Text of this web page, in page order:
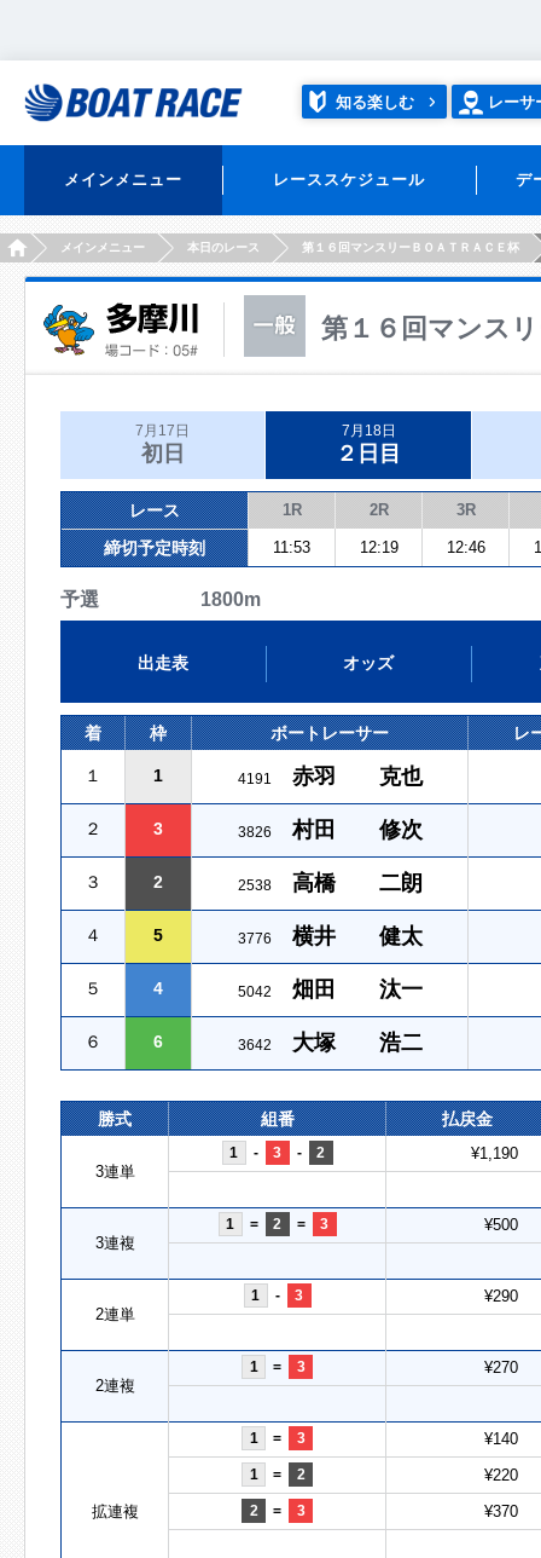
知る楽しむ レーサ
メインメニュー レーススケジュール デ
HOMEメインメニュー 本日のレース 第１６回マンスリーＢＯＡＴＲＡＣＥ杯
第１６回マンス
7月17日
初日
7月18日
２日目
レース 1R 2R 3R
締切予定時刻 11:53 12:19 12:46
予選 1800m
出走表 オッズ
着 枠 ボートレーサー レ
１ 1 4191 赤羽 克也
２ 3 3826 村田 修次
３ 2 2538 高橋 二朗
４ 5 3776 横井 健太
５ 4 5042 畑田 汰一
６ 6 3642 大塚 浩二
勝式 組番 払戻金
3連単
1 - 3 - 2 ¥1,190
3連複
1 = 2 = 3 ¥500
2連単
1 - 3 ¥290
2連複
1 = 3 ¥270
拡連複
1 = 3 ¥140
1 = 2 ¥220
2 = 3 ¥370